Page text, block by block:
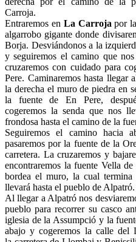
Carroja.
Entraremos en La Carroja por
algarrobo gigante donde
Borja. Desviándonos a la
y seguiremos el camino que
cruzaremos con cuidado para
Pere. Caminaremos hasta
la derecha el muro de piedra en
la fuente de En Pere,
cogeremos la senda que nos
frondosa hasta el camino de la
Seguiremos el camino hacia
pasaremos por la fuente de la
carretera. La cruzaremos y
encontraremos la fuente Vella
bordea el muro, la cual
llevará hasta el pueblo de Alpatró.
Al llegar a Alpatró nos
pueblo para recorrer su casco
iglesia de la Assumpció y la
abajo y cogeremos la calle del